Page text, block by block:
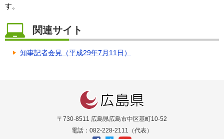
す。
関連サイト
知事記者会見（平成29年7月11日）
〒730-8511 広島県広島市中区基町10-52
電話：082-228-2111（代表）